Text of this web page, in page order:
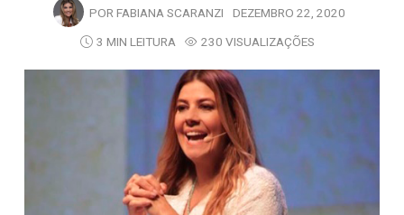
POR FABIANA SCARANZI DEZEMBRO 22, 2020
3 MIN LEITURA
230 VISUALIZAÇÕES